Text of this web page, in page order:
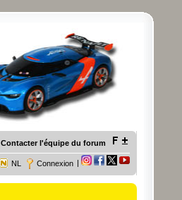
Contacter l'équipe du forum
NL Connexion |